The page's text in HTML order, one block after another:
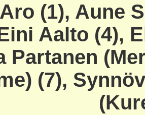
(1), Aune
Aalto (4),
Partanen
(7),